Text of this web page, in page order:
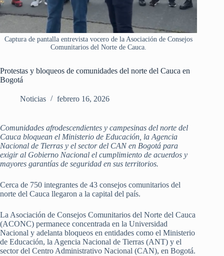
Captura de pantalla entrevista vocero de la Asociación de Consejos
Comunitarios del Norte de Cauca.
Protestas y bloqueos de comunidades del norte del Cauca en
Bogotá
Noticias febrero 16, 2026
Comunidades afrodescendientes y campesinas del norte del
Cauca bloquean el Ministerio de Educación, la Agencia
Nacional de Tierras y el sector del CAN en Bogotá para
exigir al Gobierno Nacional el cumplimiento de acuerdos y
mayores garantías de seguridad en sus territorios.
Cerca de 750 integrantes de 43 consejos comunitarios del
norte del Cauca llegaron a la capital del país.
La Asociación de Consejos Comunitarios del Norte del Cauca
(ACONC) permanece concentrada en la Universidad
Nacional y adelanta bloqueos en entidades como el Ministerio
de Educación, la Agencia Nacional de Tierras (ANT) y el
sector del Centro Administrativo Nacional (CAN), en Bogotá.